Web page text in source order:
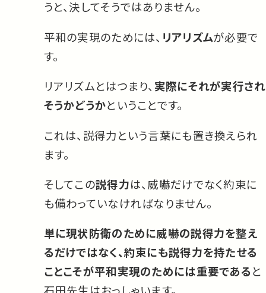
うと、決してそうではありません。
平和の実現のためには、 リアリズムが必要で
す。
リアリズムとはつまり、 実際にそれが実行され
そうかどうかということです。
これは、説得力という言葉にも置き換えられ
ます。
そしてこの説得力は、威嚇だけでなく約束に
も備わっていなければなりません。
単に現状防衛のために威嚇の説得力を整え
るだけではなく、約束にも説得力を持たせる
ことこそが平和実現のためには重要であると